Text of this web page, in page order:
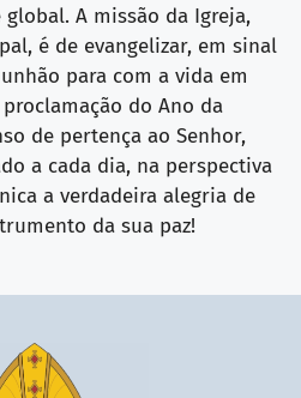
A missão da Igreja,
é de evangelizar, em sinal
para com a vida em
do Ano da
de pertença ao Senhor,
a cada dia, na perspectiva
a verdadeira alegria de
da sua paz!